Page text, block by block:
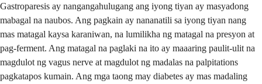
Gastroparesis ay nangangahulugang ang iyong tiyan ay masyadong
mabagal na naubos. Ang pagkain ay nananatili sa iyong tiyan nang
mas matagal kaysa karaniwan, na lumilikha ng matagal na presyon at
pag-ferment. Ang matagal na paglaki na ito ay maaaring paulit-ulit na
magdulot ng vagus nerve at magdulot ng madalas na palpitations
pagkatapos kumain. Ang mga taong may diabetes ay mas madaling